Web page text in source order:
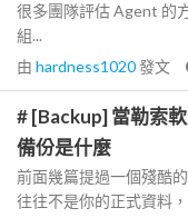
很多團隊評估 Agent 的
組...
由 hardness1020發文
# [Backup] 當勒索
備份是什麼
前面幾篇提過一個殘酷
往往不是你的正式資料，